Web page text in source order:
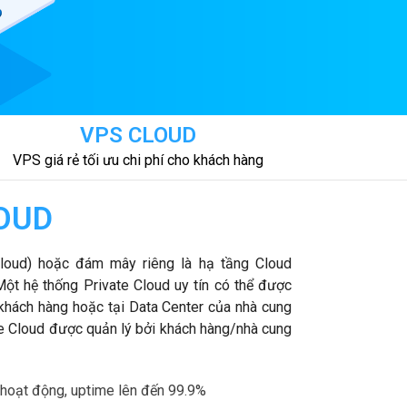
VPS CLOUD
VPS giá rẻ tối ưu chi phí cho khách hàng
hoặc đám mây riêng là hạ tầng Cloud
hệ thống Private Cloud uy tín có thể được
hàng hoặc tại Data Center của nhà cung
Cloud được quản lý bởi khách hàng/nhà cung
động, uptime lên đến 99.9%